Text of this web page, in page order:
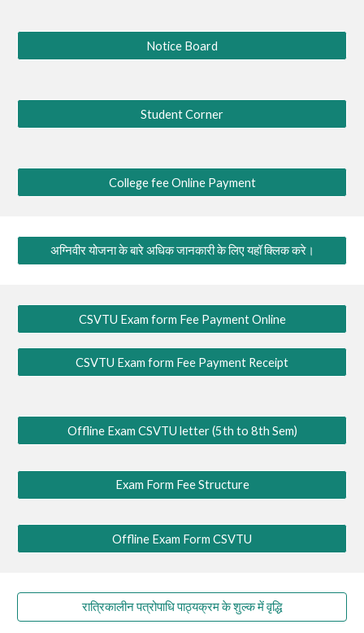
Notice Board
Student Corner
College fee Online Payment
अग्निवीर योजना के बारे अधिक जानकारी के लिए यहॉ क्लिक करे।
CSVTU Exam form Fee Payment Online
CSVTU Exam form Fee Payment Receipt
Offline Exam CSVTU letter (5th to 8th Sem)
Exam Form Fee Structure
Offline Exam Form CSVTU
रात्रिकालीन पत्रोपाधि पाठ्यक्रम के शुल्क में वृद्धि